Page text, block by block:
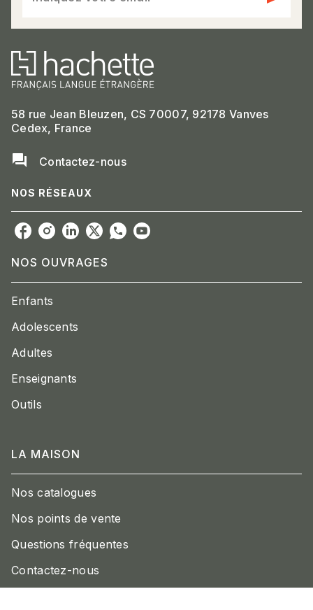
58 rue Jean Bleuzen, CS 70007, 92178 Vanves
Cedex, France
question_answer Contactez-nous
NOS RÉSEAUX
NOS OUVRAGES
Enfants
Adolescents
Adultes
Enseignants
Outils
LA MAISON
Nos catalogues
Nos points de vente
Questions fréquentes
Contactez-nous